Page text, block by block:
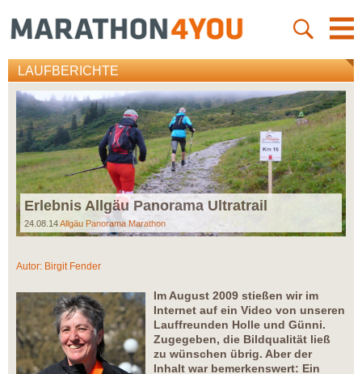
LAUFBERICHTE
Erlebnis Allgäu Panorama Ultratrail
24.08.14Allgäu Panorama Marathon
Autor: Birgit Fender
Im August 2009 stießen wir im
Internet auf ein Video von unseren
Lauffreunden Holle und Günni.
Zugegeben, die Bildqualität ließ
zu wünschen übrig. Aber der
Inhalt war bemerkenswert: Ein